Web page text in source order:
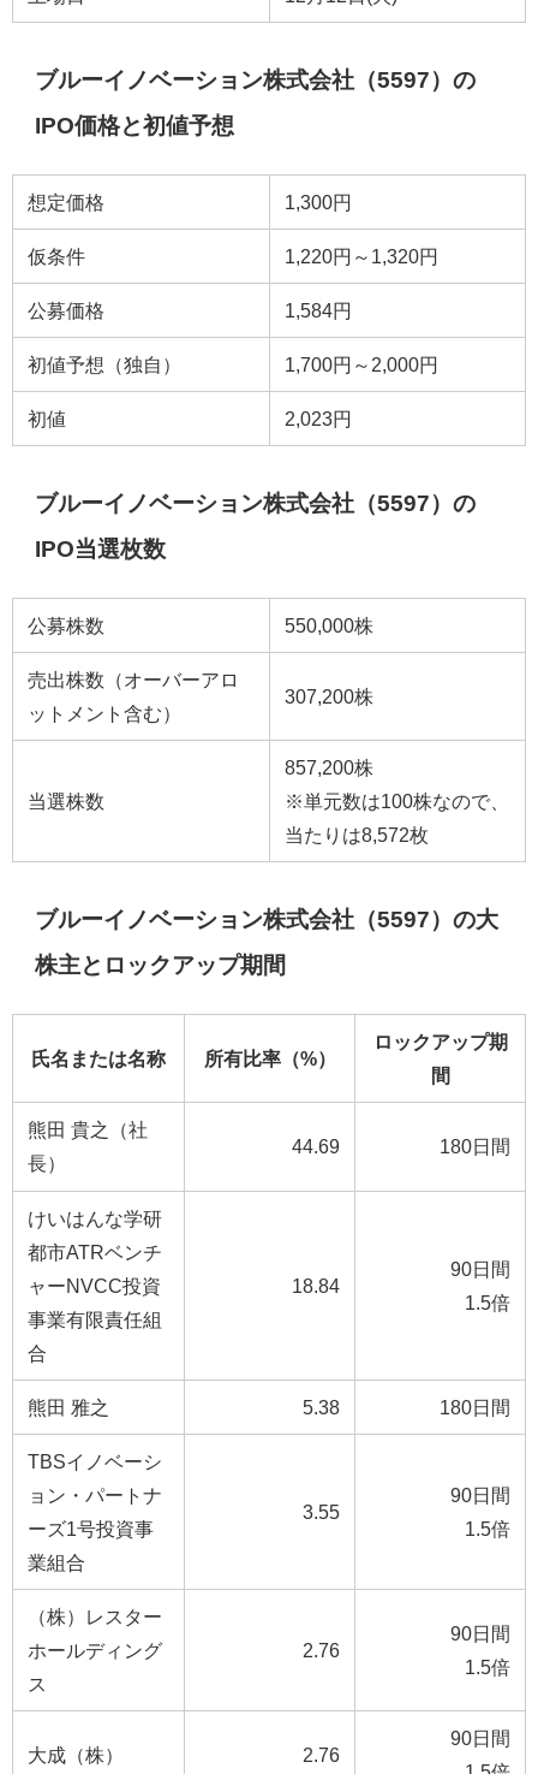
ブルーイノベーション株式会社（5597）の
IPO価格と初値予想
想定価格 1,300円
仮条件 1,220円～1,320円
公募価格 1,584円
初値予想（独自） 1,700円～2,000円
初値 2,023円
ブルーイノベーション株式会社（5597）の
IPO当選枚数
公募株数 550,000株
売出株数（オーバーアロ
ットメント含む）
307,200株
当選株数
857,200株
※単元数は100株なので、
当たりは8,572枚
ブルーイノベーション株式会社（5597）の大
株主とロックアップ期間
氏名または名称 所有比率（%）
ロックアップ期
間
熊田 貴之（社
長）
44.69 180日間
けいはんな学研
都市ATRベンチ
ャーNVCC投資
事業有限責任組
合
18.84
90日間
1.5倍
熊田 雅之 5.38 180日間
TBSイノベーシ
ョン・パートナ
ーズ1号投資事
業組合
3.55
90日間
1.5倍
（株）レスター
ホールディング
ス
2.76
90日間
1.5倍
大成（株） 2.76
90日間